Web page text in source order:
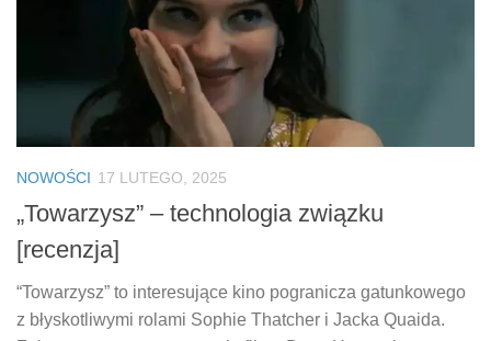
NOWOŚCI 17 LUTEGO, 2025
„Towarzysz” – technologia związku
[recenzja]
“Towarzysz” to interesujące kino pogranicza gatunkowego
z błyskotliwymi rolami Sophie Thatcher i Jacka Quaida.